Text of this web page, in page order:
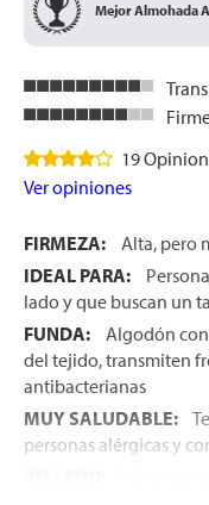
Mejor Almohada
19
Ver opiniones
FIRMEZA:
Alta, pero
IDEAL PARA:
lado y que buscan un
FUNDA:
Algodón
del tejido, transmiten
antibacterianas
MUY SALUDABLE:
personas alérgicas y